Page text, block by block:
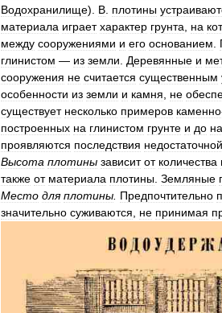
Водохранилище). В плотины
материала играет характер грунта на
между сооружениями и его основанием
глинистом — из земли Деревянные и
сооружения не считается существенным
особенности из земли и камня не
существует несколько примеров каменно
построенных на глинистом грунте и до
проявляются последствия недостаточной
Высота плотины зависит от количества
также от материала плотины Земляные
Место для плотины Предпочтительно
значительно суживаются не принимая